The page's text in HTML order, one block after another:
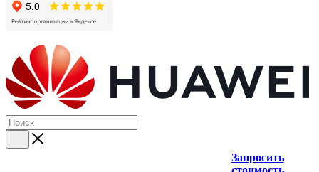
Запросить